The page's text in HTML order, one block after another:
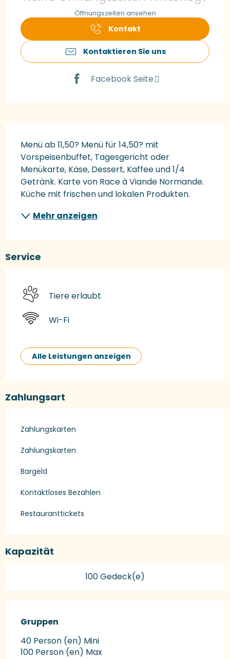
Öffnungszeiten ansehen
Kontakt
Kontaktieren Sie uns
Facebook Seite
Menü ab 11,50? Menü für 14,50? mit
Vorspeisenbuffet, Tagesgericht oder
Menükarte, Käse, Dessert, Kaffee und 1/4
Getränk. Karte von Race à Viande Normande.
Küche mit frischen und lokalen Produkten.
Mehr anzeigen
Service
Tiere erlaubt
Wi-Fi
Alle Leistungen anzeigen
Zahlungsart
Zahlungskarten
Zahlungskarten
Bargeld
Kontaktloses Bezahlen
Restauranttickets
Kapazität
100 Gedeck(e)
Gruppen
Gruppen
40 Person (en) Mini
100 Person (en) Max